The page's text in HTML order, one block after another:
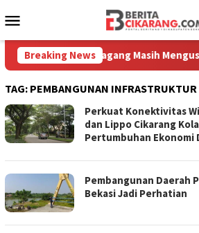
ke
Mobile
Breaking News
Sampah Pedagang Masih Mengusik
TAG: PEMBANGUNAN INFRASTRUKTUR
Perkuat Konektivitas
dan Lippo Cikarang
Pertumbuhan Ekonomi
Pembangunan Daerah
Bekasi Jadi Perhatian